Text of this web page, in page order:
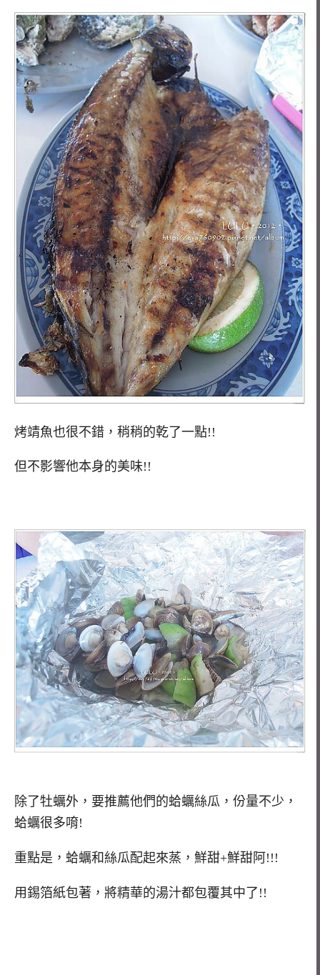
烤靖魚也很不錯，稍稍的乾了一點!!
但不影響他本身的美味!!
除了牡蠣外，要推薦他們的蛤蠣絲瓜，份量不少，
蛤蠣很多唷!
重點是，蛤蠣和絲瓜配起來蒸，鮮甜+鮮甜阿!!!
用錫箔紙包著，將精華的湯汁都包覆其中了!!